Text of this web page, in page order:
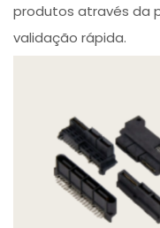
produtos através da
validação rápida.